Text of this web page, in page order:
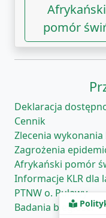
Afrykański
pomór
Deklaracja
Cennik
Zlecenia wykonania
Zagrożenia
Afrykański pomór
Informacje KLR
PTNW o. Puławy
Badania biegłości